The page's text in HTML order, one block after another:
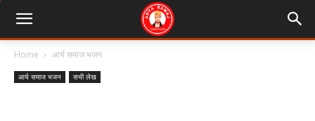
Home आर्य समाज भजन
आर्य समाज भजन सभी लेख